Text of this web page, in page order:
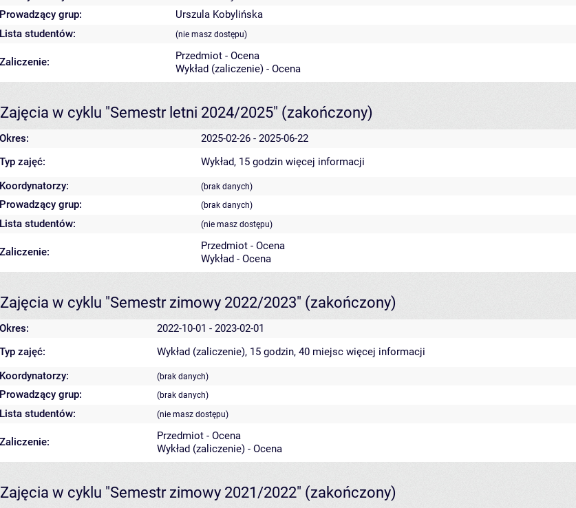
Prowadzący grup:
Urszula Kobylińska
Lista studentów:
(nie masz dostępu)
Zaliczenie:
Przedmiot - Ocena
Wykład (zaliczenie) - Ocena
Zajęcia w cyklu "Semestr letni 2024/2025" (zakończony)
Okres: 2025-02-26 - 2025-06-22
Typ zajęć: Wykład, 15 godzin więcej informacji
Koordynatorzy:
(brak danych)
Prowadzący grup: (brak danych)
Lista studentów: (nie masz dostępu)
Zaliczenie:
Przedmiot - Ocena
Wykład - Ocena
Zajęcia w cyklu "Semestr zimowy 2022/2023" (zakończony)
Okres: 2022-10-01 - 2023-02-01
Typ zajęć: Wykład (zaliczenie), 15 godzin, 40 miejsc więcej informacji
Koordynatorzy:
(brak danych)
Prowadzący grup: (brak danych)
Lista studentów: (nie masz dostępu)
Zaliczenie:
Przedmiot - Ocena
Wykład (zaliczenie) - Ocena
Zajęcia w cyklu "Semestr zimowy 2021/2022" (zakończony)